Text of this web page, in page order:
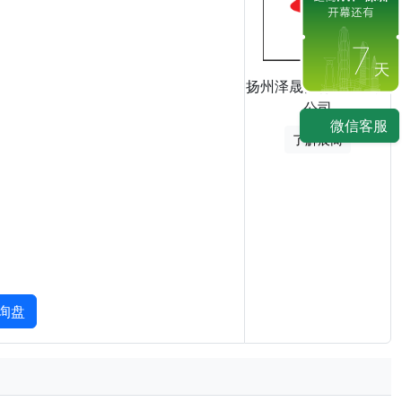
盘
扬州泽晟体育用品有限
公司
了解展商
7
微信客服